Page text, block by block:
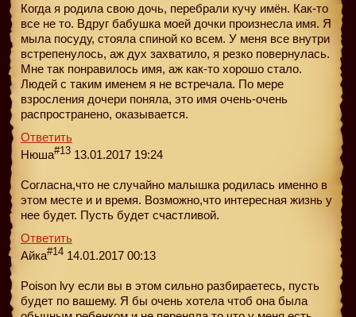
Когда я родила свою дочь, перебрали кучу имён. Как-то
все не то. Вдруг бабушка моей дочки произнесла имя. Я
мыла посуду, стояла спиной ко всем. У меня все внутри
встрепенулось, аж дух захватило, я резко повернулась.
Мне так понравилось имя, аж как-то хорошо стало.
Людей с таким именем я не встречала. По мере
взросления дочери поняла, это имя очень-очень
распространено, оказывается.
Ответить
Нюша#13 13.01.2017 19:24
Согласна,что не случайно малышка родилась именно в
этом месте и и время. Возможно,что интересная жизнь у
нее будет. Пусть будет счастливой.
Ответить
Айка#14 14.01.2017 00:13
Poison lvy если вы в этом сильно разбираетесь, пусть
будет по вашему. Я бы очень хотела чтоб она была